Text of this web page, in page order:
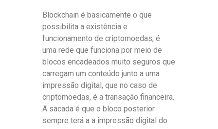
Blockchain é basicamente o que
possibilita a existência e
funcionamento de criptomoedas, é
uma rede que funciona por meio de
blocos encadeados muito seguros que
carregam um conteúdo junto a uma
impressão digital, que no caso de
criptomoedas, é a transação financeira.
A sacada é que o bloco posterior
sempre terá a a impressão digital do